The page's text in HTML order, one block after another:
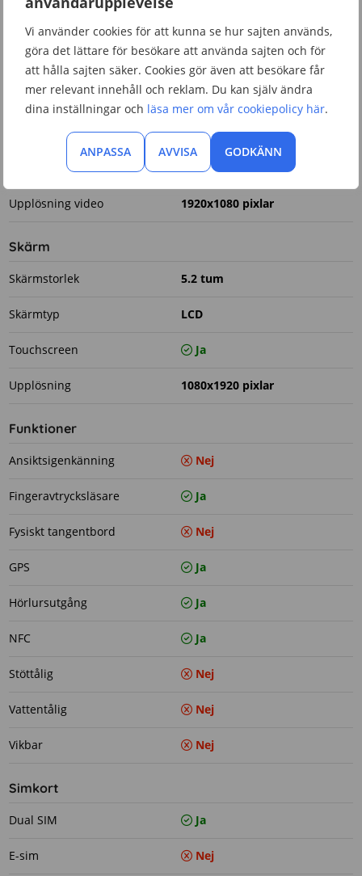
Vi använder cookies för att kunna se hur sajten används,
göra det lättare för besökare att använda sajten och för
att hålla sajten säker. Cookies gör även att besökare får
mer relevant innehåll och reklam. Du kan själv ändra
dina inställningar och läsa mer om vår cookiepolicy här.
ANPASSA AVVISA GODKÄNN
Kamera
Autofokus
Bildhastighet 30 fps
Upplösning bakkamera 13 megapixlar
Upplösning frontkamera 8 megapixlar
Upplösning video 1920x1080 pixlar
Skärm
Skärmstorlek 5.2 tum
Skärmtyp LCD
Touchscreen Ja
Upplösning 1080x1920 pixlar
Funktioner
Ansiktsigenkänning Nej
Fingeravtrycksläsare Ja
Fysiskt tangentbord Nej
GPS Ja
Hörlursutgång Ja
NFC Ja
Stöttålig Nej
Vattentålig Nej
Vikbar Nej
Simkort
Dual SIM Ja
E-sim Nej